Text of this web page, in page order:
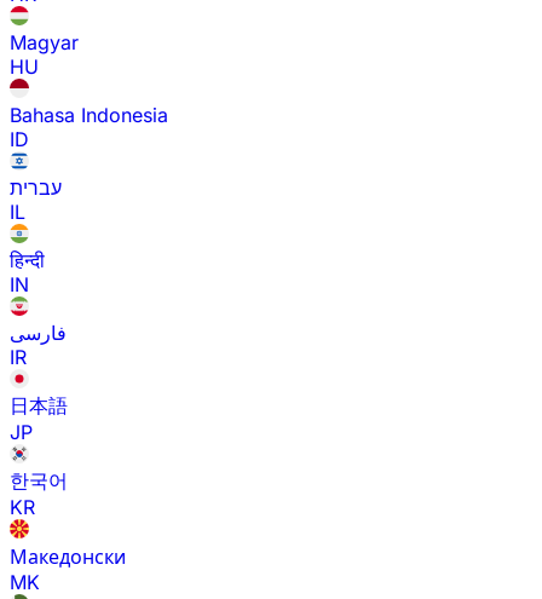
Magyar
HU
Bahasa Indonesia
ID
עברית
IL
हिन्दी
IN
فارسی
IR
日本語
JP
한국어
KR
Македонски
MK